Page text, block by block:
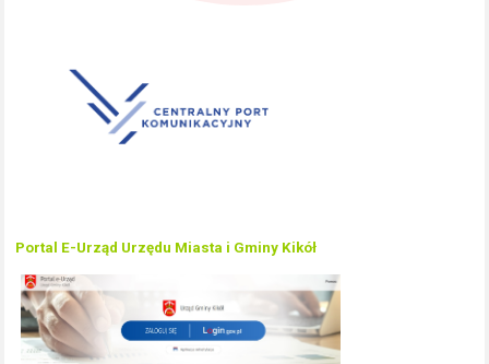
Portal E-Urząd Urzędu Miasta i Gminy Kikół